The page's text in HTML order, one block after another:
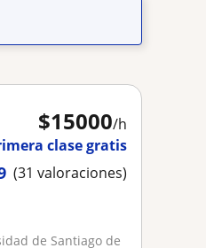
$15000/h
clase gratis
(31 valoraciones)
de Santiago de